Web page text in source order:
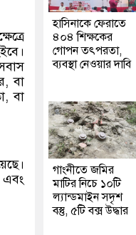
বা
বা
এবং
হাসিনাকে ফেরাতে
৪০৪ শিক্ষকের
গোপন তৎপরতা,
ব্যবস্থা নেওয়ার দাবি
গাংনীতে জমির
মাটির নিচে ১০টি
ল্যান্ডমাইন সদৃশ
বস্তু, ৫টি বক্স উদ্ধার